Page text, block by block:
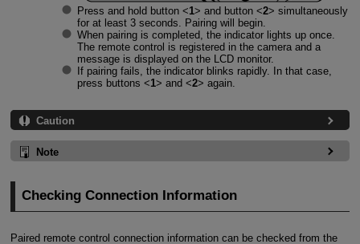
Press and hold button 1 and button 2
simultaneously
for at least 3 seconds. Pairing will begin.
When pairing is completed, the indicator lights up once.
The remote control is registered in the camera and a
message is displayed on the LCD monitor.
If pairing fails, the indicator blinks rapidly. In that case,
press buttons
1 and 2 again.
Caution
Note
Checking Connection Information
Paired remote control connection information can be checked from the